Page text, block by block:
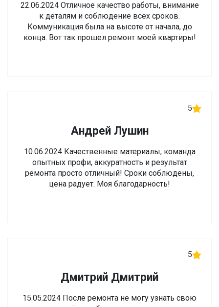
22.06.2024 Отличное качество работы, внимание
к деталям и соблюдение всех сроков.
Коммуникация была на высоте от начала, до
конца. Вот так прошел ремонт моей квартиры!
5
Андрей Лушин
10.06.2024 Качественные материалы, команда
опытных профи, аккуратность и результат
ремонта просто отличный! Сроки соблюдены,
цена радует. Моя благодарность!
5
Дмитрий Дмитрий
15.05.2024 После ремонта не могу узнать свою